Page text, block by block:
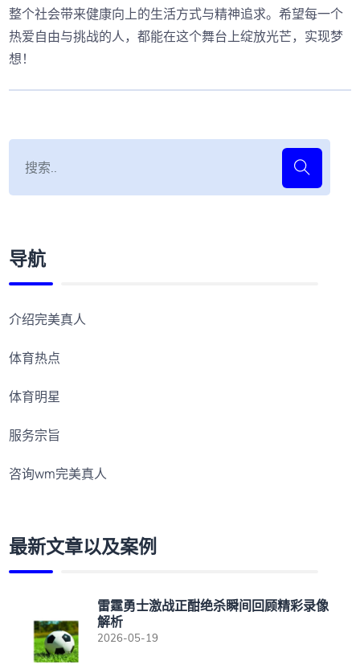
整个社会带来健康向上的生活方式与精神追求。希望每一个
热爱自由与挑战的人，都能在这个舞台上绽放光芒，实现梦
想！
导航
介绍完美真人
体育热点
体育明星
服务宗旨
咨询wm完美真人
最新文章以及案例
雷霆勇士激战正酣绝杀瞬间回顾精彩录像
解析
2026-05-19